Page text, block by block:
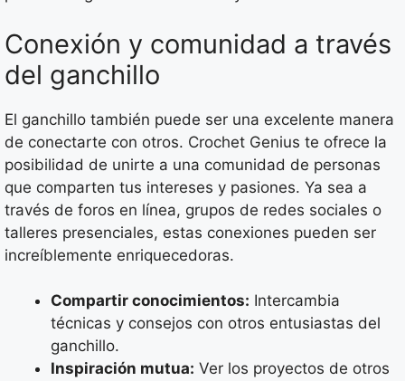
Conexión y comunidad a través
del ganchillo
El ganchillo también puede ser una excelente manera
de conectarte con otros. Crochet Genius te ofrece la
posibilidad de unirte a una comunidad de personas
que comparten tus intereses y pasiones. Ya sea a
través de foros en línea, grupos de redes sociales o
talleres presenciales, estas conexiones pueden ser
increíblemente enriquecedoras.
Compartir conocimientos: Intercambia
técnicas y consejos con otros entusiastas del
ganchillo.
Inspiración mutua: Ver los proyectos de otros